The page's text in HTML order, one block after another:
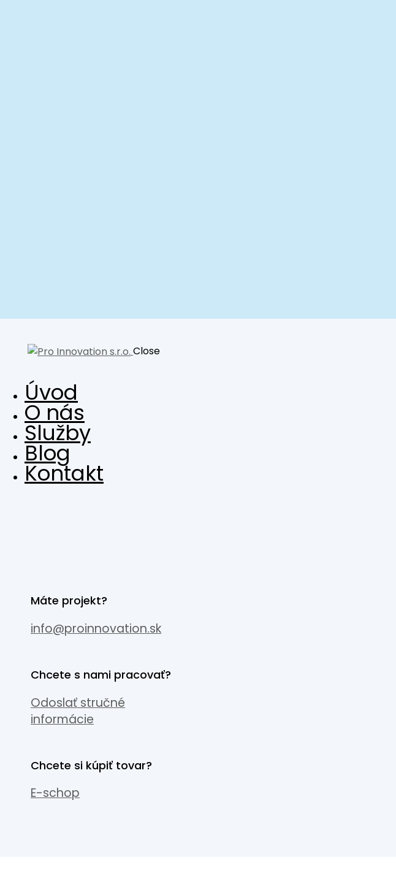
Close
Úvod
O nás
Služby
Blog
Kontakt
Máte projekt?
info@proinnovation.sk
Chcete s nami pracovať?
Odoslať stručné
informácie
Chcete si kúpiť tovar?
E-schop